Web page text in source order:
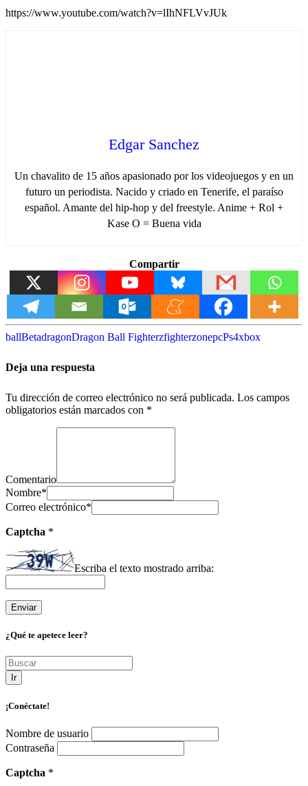
https://www.youtube.com/watch?v=lIhNFLVvJUk
Edgar Sanchez
Un chavalito de 15 años apasionado por los videojuegos y en un
futuro un periodista. Nacido y criado en Tenerife, el paraíso
español. Amante del hip-hop y del freestyle. Anime + Rol +
Kase O = Buena vida
Compartir
ballBetadragonDragon Ball FighterzfighterzonepcPs4xbox
Deja una respuesta
Tu dirección de correo electrónico no será publicada. Los campos
obligatorios están marcados con *
Comentario
Nombre*
Correo electrónico*
Captcha *
Escriba el texto mostrado arriba:
¿Qué te apetece leer?
Ir
¡Conéctate!
Nombre de usuario
Contraseña
Captcha *